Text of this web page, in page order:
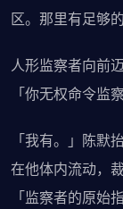
区。那里有足够
人形监察者向前
「你无权命令监
「我有。」陈默
在他体内流动，
「监察者的原始